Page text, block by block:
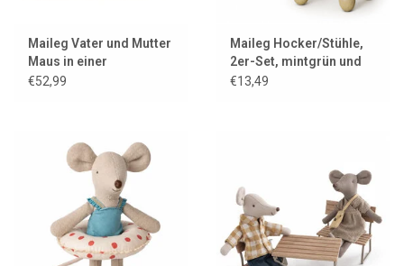
Maileg Vater und Mutter
Maus in einer
Zigarrenkiste
€52,99
Maileg Hocker/Stühle,
2er-Set, mintgrün und
gelb
€13,49